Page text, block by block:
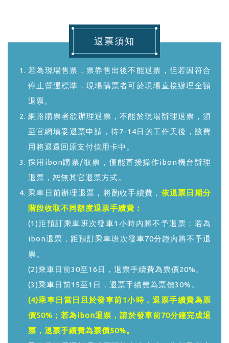
退票須知
若為現場售票，票券售出後不能退票，但若因符合
停止營運標準，現場購票者可於現場直接辦理全額
退票。
網路購票者欲辦理退票，不能於現場辦理退票，須
至官網填妥退票申請，待7-14日的工作天後，該費
用將退還回原支付信用卡中。
採用ibon購票/取票，僅能直接操作ibon機台辦理
退票，恕無其它退票方式。
乘車日前辦理退票，將酌收手續費， 依退票日期分
階段收取不同額度退票手續費：
(1)距預訂乘車班次發車1小時內將不予退票；若為
ibon退票，距預訂乘車班次發車70分鐘內將不予退
票。
(2)乘車日前30至16日，退票手續費為票價20%。
(3)乘車日前15至1日，退票手續費為票價30%。
(4)乘車日當日且於發車前1小時，退票手續費為票
價50%；若為ibon退票，請於發車前70分鐘完成退
票，退票手續費為票價50%。